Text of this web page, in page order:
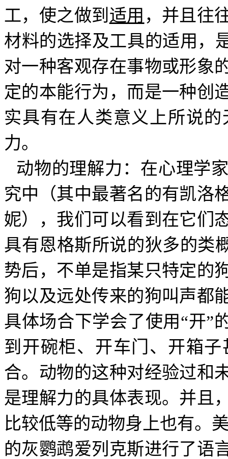
工，使之做到 适用 ，并且往
材料的选择及工具的适用，
对一种客观存在事物或形象
定的本能行为，而是一种创
实具有在人类意义上所说
力。
动物的理解力：在心理学
究中（其中最著名的有凯洛
妮），我们可以看到在它们
具有恩格斯所说的狄多的类
势后，不单是指某只特定的
狗以及远处传来的狗叫声都
具体场合下学会了使用“开”
到开碗柜、开车门、开箱
合。动物的这种对经验过和
是理解力的具体表现。并且
比较低等的动物身上也有。
的灰鹦鹉爱列克斯进行了语